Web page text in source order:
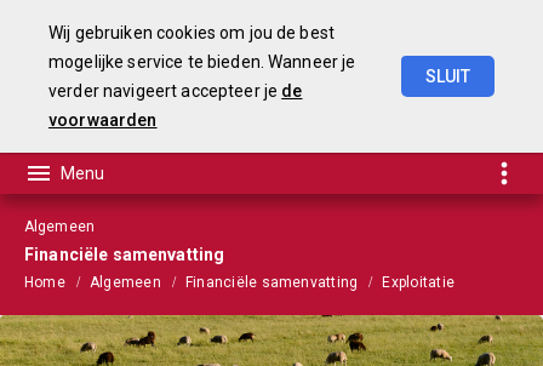
Algemeen
Financiële samenvatting
Home Algemeen Financiële samenvatting Exploitatie
Wij gebruiken cookies om jou de best
mogelijke service te bieden. Wanneer je
verder navigeert accepteer je de
voorwaarden
SLUIT